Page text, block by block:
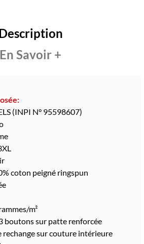
En Savoir +
(INPI N° 95598607)
coton peigné ringspun
m²
boutons sur patte renforcée
sur couture intérieure